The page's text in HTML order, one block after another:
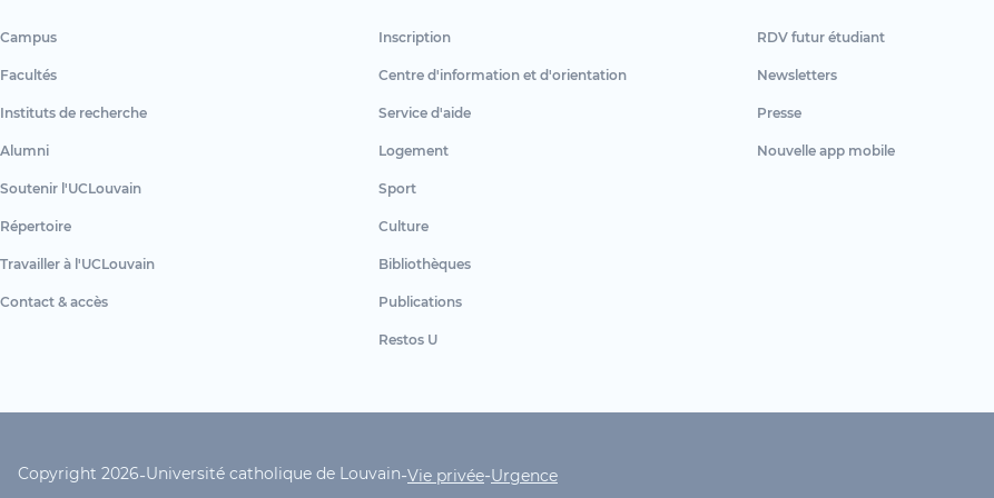
Campus
Facultés
Instituts de recherche
Alumni
Soutenir l'UCLouvain
Répertoire
Travailler à l'UCLouvain
Contact & accès
Inscription
Centre d'information et d'orientation
Service d'aide
Logement
Sport
Culture
Bibliothèques
Publications
Restos U
RDV futur étudiant
Newsletters
Presse
Nouvelle app mobile
UCLouvain Footer Copyright
Copyright 2026-Université catholique de Louvain-Vie privée-Urgence